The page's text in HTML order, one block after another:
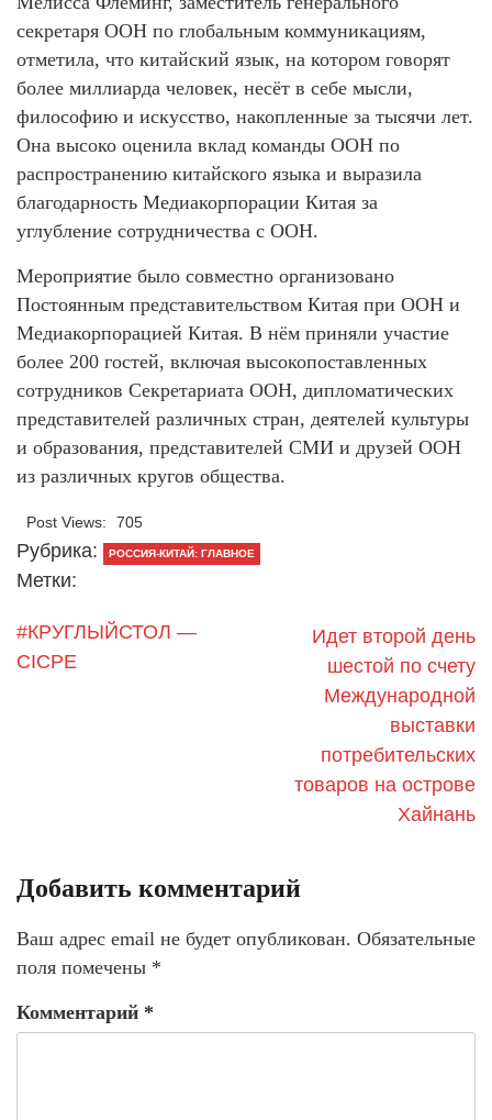
секретаря ООН по глобальным коммуникациям,
отметила, что китайский язык, на котором говорят
более миллиарда человек, несёт в себе мысли,
философию и искусство, накопленные за тысячи лет.
Она высоко оценила вклад команды ООН по
распространению китайского языка и выразила
благодарность Медиакорпорации Китая за
углубление сотрудничества с ООН.
Мероприятие было совместно организовано
Постоянным представительством Китая при ООН и
Медиакорпорацией Китая. В нём приняли участие
более 200 гостей, включая высокопоставленных
сотрудников Секретариата ООН, дипломатических
представителей различных стран, деятелей культуры
и образования, представителей СМИ и друзей ООН
из различных кругов общества.
Post Views: 705
Рубрика: РОССИЯ-КИТАЙ: ГЛАВНОЕ
Метки:
#КРУГЛЫЙСТОЛ —
CICPE
Идет второй день
шестой по счету
Международной
выставки
потребительских
товаров на острове
Хайнань
Добавить комментарий
Ваш адрес email не будет опубликован. Обязательные
поля помечены *
Комментарий *